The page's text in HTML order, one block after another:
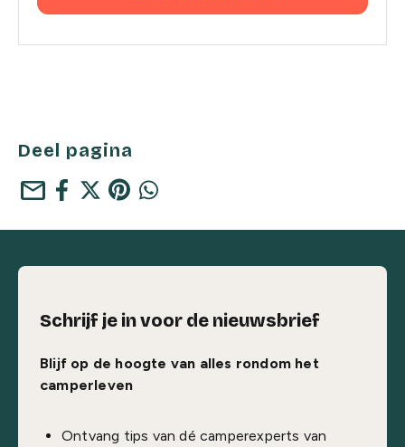
Deel pagina
mail
Schrijf je in voor de nieuwsbrief
Blijf op de hoogte van alles rondom het
camperleven
Ontvang tips van dé camperexperts van